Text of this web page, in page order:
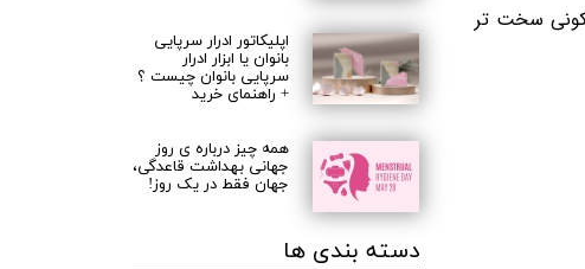
سخت تر
اپلیکاتور ادرار سرپایی
بانوان یا ابزار ادرار
سرپایی بانوان چیست ؟
+ راهنمای خرید
همه چیز درباره ی روز
جهانی بهداشت قاعدگی،
جهان فقط در یک روز!
دسته بندی ها